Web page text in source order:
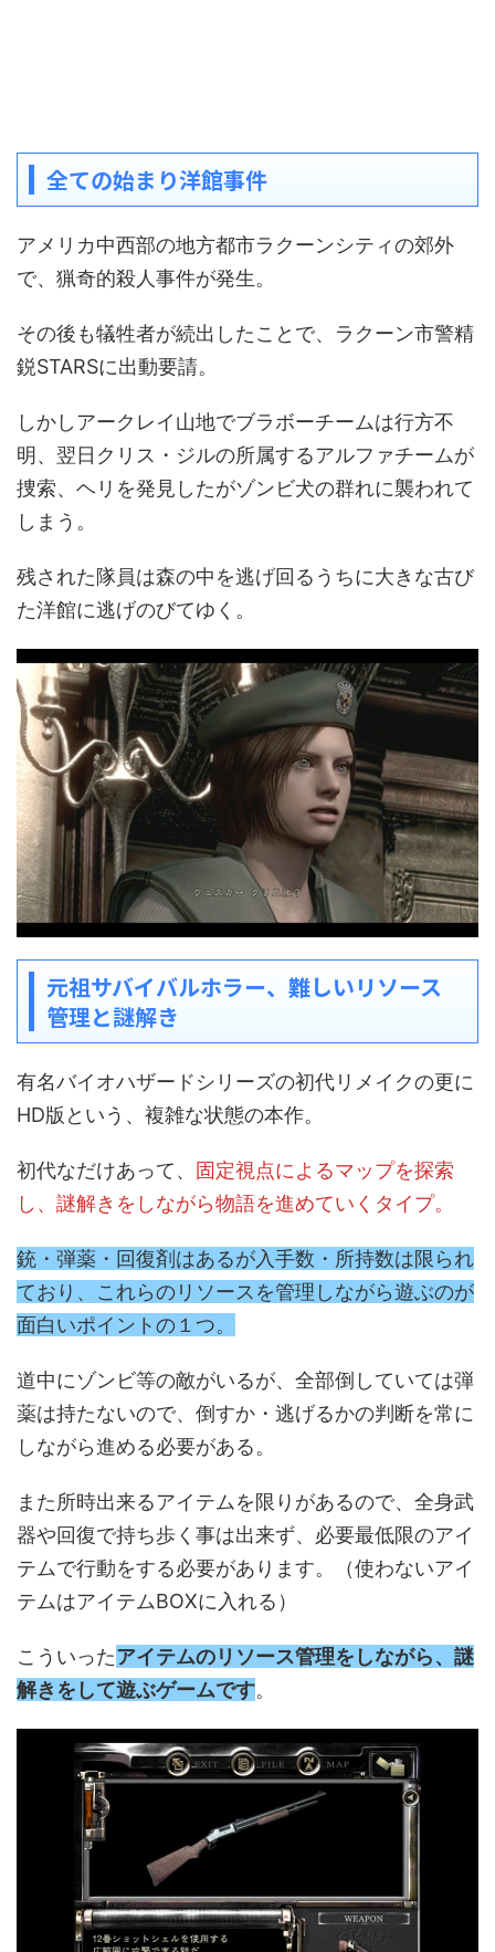
全ての始まり洋館事件
アメリカ中西部の地方都市ラクーンシティの郊外
で、猟奇的殺人事件が発生。
その後も犠牲者が続出したことで、ラクーン市警精
鋭STARSに出動要請。
しかしアークレイ山地でブラボーチームは行方不
明、翌日クリス・ジルの所属するアルファチームが
捜索、ヘリを発見したがゾンビ犬の群れに襲われて
しまう。
残された隊員は森の中を逃げ回るうちに大きな古び
た洋館に逃げのびてゆく。
元祖サバイバルホラー、難しいリソース
管理と謎解き
有名バイオハザードシリーズの初代リメイクの更に
HD版という、複雑な状態の本作。
初代なだけあって、 固定視点によるマップを探索
し、謎解きをしながら物語を進めていくタイプ。
銃・弾薬・回復剤はあるが入手数・所持数は限られ
ており、これらのリソースを管理しながら遊ぶのが
面白いポイントの１つ。
道中にゾンビ等の敵がいるが、全部倒していては弾
薬は持たないので、倒すか・逃げるかの判断を常に
しながら進める必要がある。
また所時出来るアイテムを限りがあるので、全身武
器や回復で持ち歩く事は出来ず、必要最低限のアイ
テムで行動をする必要があります。（使わないアイ
テムはアイテムBOXに入れる）
こういったアイテムのリソース管理をしながら、謎
解きをして遊ぶゲームです。